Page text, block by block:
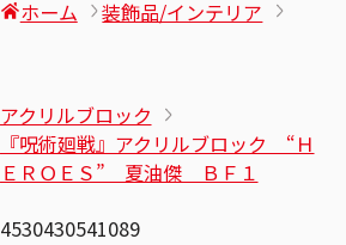
ホーム 装飾品/インテリア
アクリルブロック
『呪術廻戦』アクリルブロック “Ｈ
ＥＲＯＥＳ” 夏油傑 ＢＦ１
4530430541089